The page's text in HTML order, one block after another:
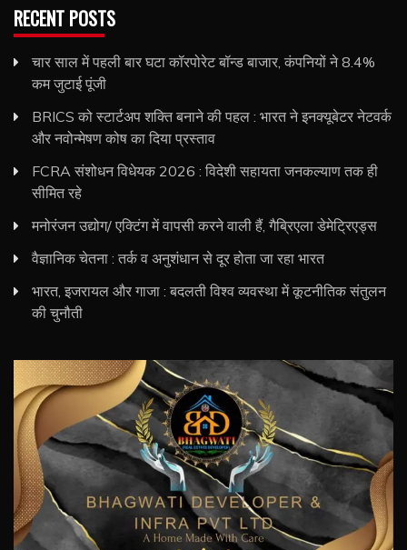
RECENT POSTS
चार साल में पहली बार घटा कॉरपोरेट बॉन्ड बाजार, कंपनियों ने 8.4%
कम जुटाई पूंजी
BRICS को स्टार्टअप शक्ति बनाने की पहल : भारत ने इनक्यूबेटर नेटवर्क
और नवोन्मेषण कोष का दिया प्रस्ताव
FCRA संशोधन विधेयक 2026 : विदेशी सहायता जनकल्याण तक ही
सीमित रहे
मनोरंजन उद्योग/ एक्टिंग में वापसी करने वाली हैं, गैब्रिएला डेमेट्रिएड्स
वैज्ञानिक चेतना : तर्क व अनुशंधान से दूर होता जा रहा भारत
भारत, इजरायल और गाजा : बदलती विश्व व्यवस्था में कूटनीतिक संतुलन
की चुनौती